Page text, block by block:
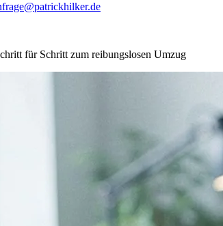
für Schritt zum reibungslosen Umzug